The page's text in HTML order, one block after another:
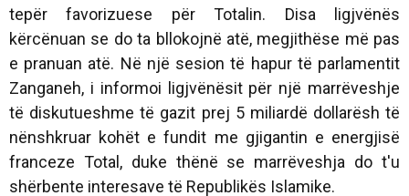
tepër favorizuese për Totalin. Disa ligjvënës
kërcënuan se do ta bllokojnë atë, megjithëse më pas
e pranuan atë. Në një sesion të hapur të parlamentit
Zanganeh, i informoi ligjvënësit për një marrëveshje
të diskutueshme të gazit prej 5 miliardë dollarësh të
nënshkruar kohët e fundit me gjigantin e energjisë
franceze Total, duke thënë se marrëveshja do t'u
shërbente interesave të Republikës Islamike.